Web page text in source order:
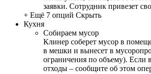
заявки. Сотрудник привезет
+ Ещё 7 опций Скрыть
Кухня
Собираем мусор
Клинер соберет мусор в
в мешки и вынесет в
ограничения по объему). Если
отходы – сообщите об этом